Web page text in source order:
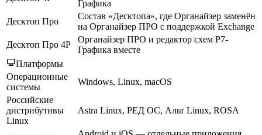
Графика
Десктоп Про
Состав «Десктопа», где Органайзер заменён
на Органайзер ПРО с поддержкой Exchange
Десктоп Про 4Р
Органайзер ПРО и редактор схем Р7-
Графика вместе
Платформы
Операционные
системы
Windows, Linux, macOS
Российские
дистрибутивы
Linux
Astra Linux, РЕД ОС, Альт Linux, ROSA